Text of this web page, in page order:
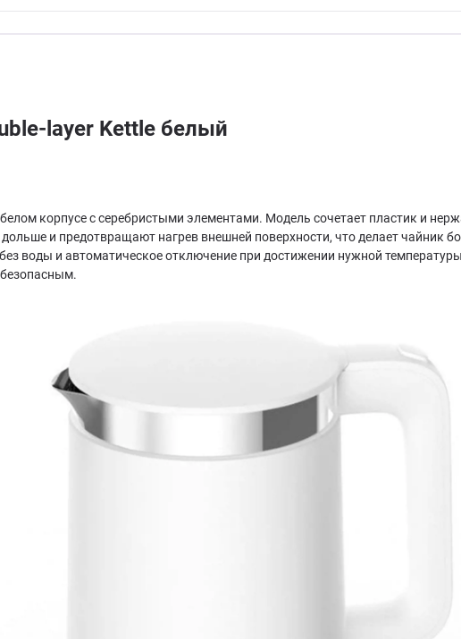
layer Kettle белый
корпусе с серебристыми элементами. Модель сочетает пластик и
и предотвращают нагрев внешней поверхности, что делает чайник
воды и автоматическое отключение при достижении нужной